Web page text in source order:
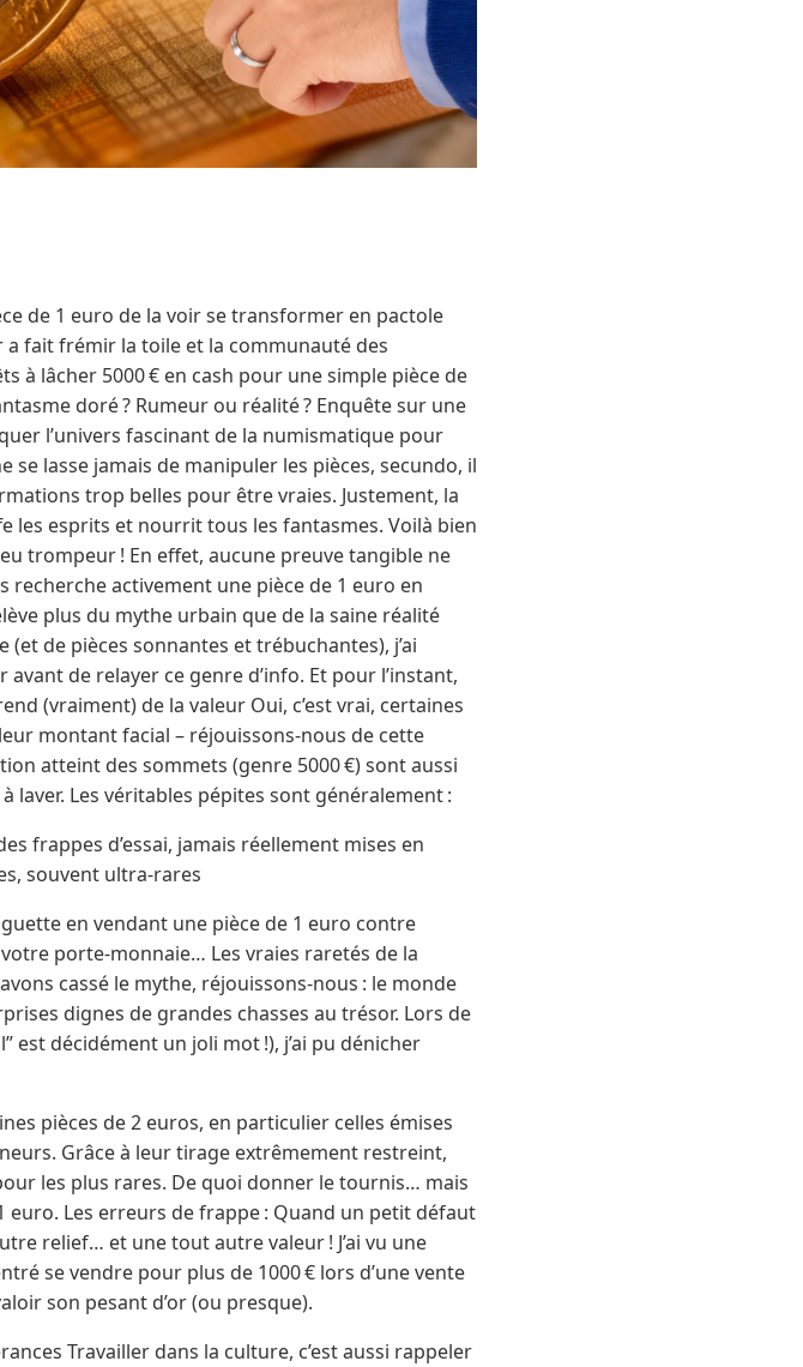
de 1 euro de la voir se transformer en pactole
a fait frémir la toile et la communauté des
à lâcher 5000 € en cash pour une simple pièce de
doré ? Rumeur ou réalité ? Enquête sur une
l’univers fascinant de la numismatique pour
se lasse jamais de manipuler les pièces, secundo, il
trop belles pour être vraies. Justement, la
les esprits et nourrit tous les fantasmes. Voilà bien
trompeur ! En effet, aucune preuve tangible ne
recherche activement une pièce de 1 euro en
plus du mythe urbain que de la saine réalité
de pièces sonnantes et trébuchantes), j’ai
de relayer ce genre d’info. Et pour l’instant,
(vraiment) de la valeur Oui, c’est vrai, certaines
montant facial – réjouissons-nous de cette
atteint des sommets (genre 5000 €) sont aussi
laver. Les véritables pépites sont généralement :
frappes d’essai, jamais réellement mises en
souvent ultra-rares
en vendant une pièce de 1 euro contre
porte-monnaie… Les vraies raretés de la
cassé le mythe, réjouissons-nous : le monde
dignes de grandes chasses au trésor. Lors de
est décidément un joli mot !), j’ai pu dénicher
pièces de 2 euros, en particulier celles émises
Grâce à leur tirage extrêmement restreint,
les plus rares. De quoi donner le tournis… mais
euro. Les erreurs de frappe : Quand un petit défaut
relief… et une tout autre valeur ! J’ai vu une
se vendre pour plus de 1000 € lors d’une vente
son pesant d’or (ou presque).
Travailler dans la culture, c’est aussi rappeler